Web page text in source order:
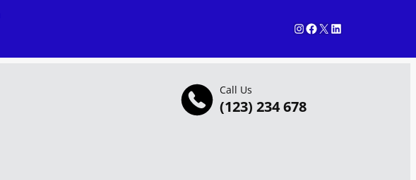
Call Us
(123) 234 678
InstagramFacebook X LinkedIn